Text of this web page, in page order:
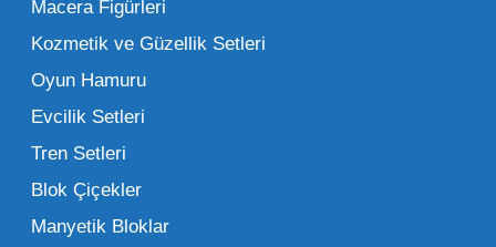
şüphesiz ki birim maliyetin düşmesidir.
Oyuncak toptan kanalına geçildiğinde,
perakende satış fiyatı ile alış fiyatı arasındaki
makas açılır ve bu da ciddi kâr marjları elde
edilmesini sağlar. Toplu alımlarda uygulanan
dönemlerinde işletmenizin finansal olarak
rahatlamasına yardımcı olur.
Macera Figürleri
Kozmetik ve Güzellik Setleri
Oyun Hamuru
Evcilik Setleri
Tren Setleri
Blok Çiçekler
Manyetik Bloklar